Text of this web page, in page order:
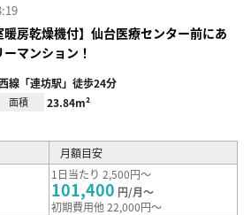
暖房乾燥機付】仙台医療センター前にあ
マンション！
線「連坊駅」徒歩24分
面積 23.84m²
月額目安
1日当たり 2,500円～
101,400 円/月～
初期費用他 22,000円～